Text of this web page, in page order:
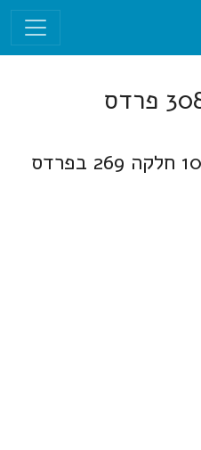
תוכנית 308-0958751 פרדס
מבנה ציבור בגוש 10074 חלקה 269 בפרדס